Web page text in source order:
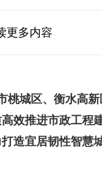
更多内容
桃城区、衡水高新
效推进市政工程
造宜居韧性智慧